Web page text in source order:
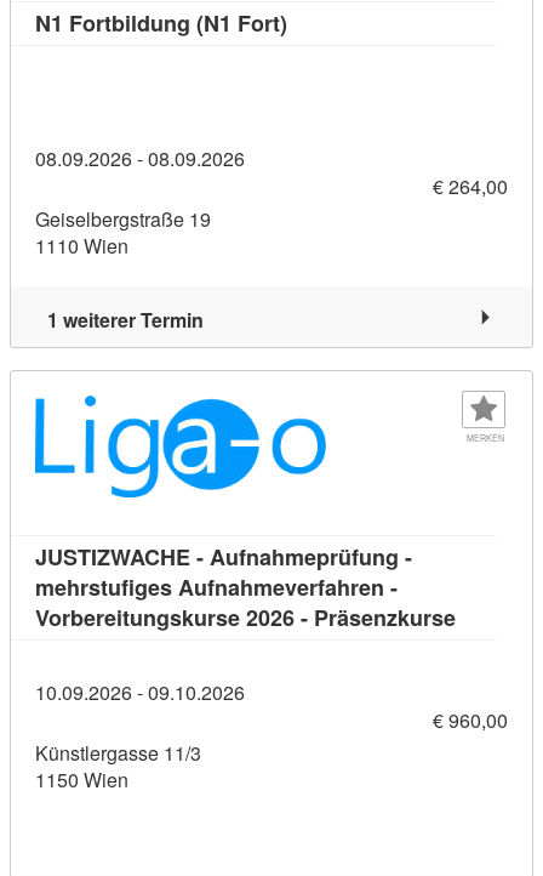
N1 Fortbildung (N1 Fort)
08.09.2026 - 08.09.2026
€ 264,00
Geiselbergstraße 19
1110 Wien
1 weiterer Termin
MERKEN
JUSTIZWACHE - Aufnahmeprüfung -
mehrstufiges Aufnahmeverfahren -
Vorbereitungskurse 2026 - Präsenzkurse
10.09.2026 - 09.10.2026
€ 960,00
Künstlergasse 11/3
1150 Wien